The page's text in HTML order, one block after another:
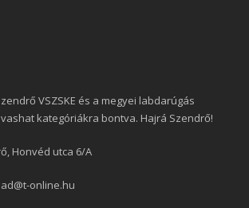
VSZSKE és a megyei labdarúgás
kategóriákra bontva. Hajrá Szendrő!
Honvéd utca 6/A
online.hu